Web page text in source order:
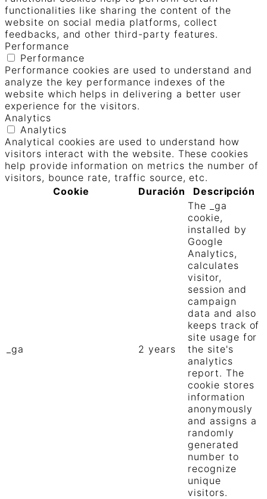
functionalities like sharing the content of the
website on social media platforms, collect
feedbacks, and other third-party features.
Performance
Performance
Performance cookies are used to understand and
analyze the key performance indexes of the
website which helps in delivering a better user
experience for the visitors.
Analytics
Analytics
Analytical cookies are used to understand how
visitors interact with the website. These cookies
help provide information on metrics the number of
visitors, bounce rate, traffic source, etc.
Cookie
Duración Descripción
_ga 2 years
The _ga
cookie,
installed by
Google
Analytics,
calculates
visitor,
session and
campaign
data and also
keeps track of
site usage for
the site's
analytics
report. The
cookie stores
information
anonymously
and assigns a
randomly
generated
number to
recognize
unique
visitors.